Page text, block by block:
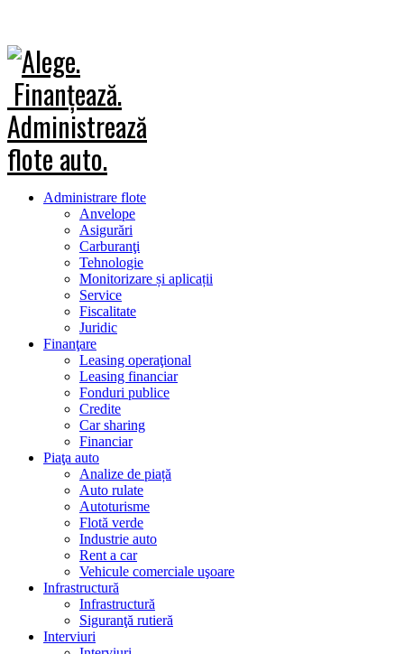
Administrare flote
Anvelope
Asigurări
Carburanţi
Tehnologie
Monitorizare și aplicații
Service
Fiscalitate
Juridic
Finanţare
Leasing operaţional
Leasing financiar
Fonduri publice
Credite
Car sharing
Financiar
Piaţa auto
Analize de piață
Auto rulate
Autoturisme
Flotă verde
Industrie auto
Rent a car
Vehicule comerciale uşoare
Infrastructură
Infrastructură
Siguranţă rutieră
Interviuri